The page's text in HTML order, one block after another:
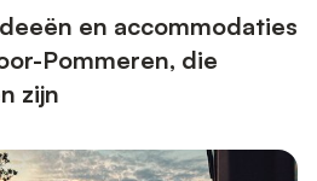
en accommodaties
Pommeren, die
zijn